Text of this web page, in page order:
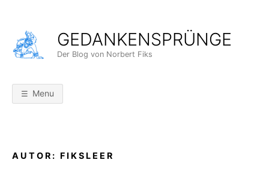
content
GEDANKENSPRÜNGE
Der Blog von Norbert Fiks
Menu
AUTOR: FIKSLEER